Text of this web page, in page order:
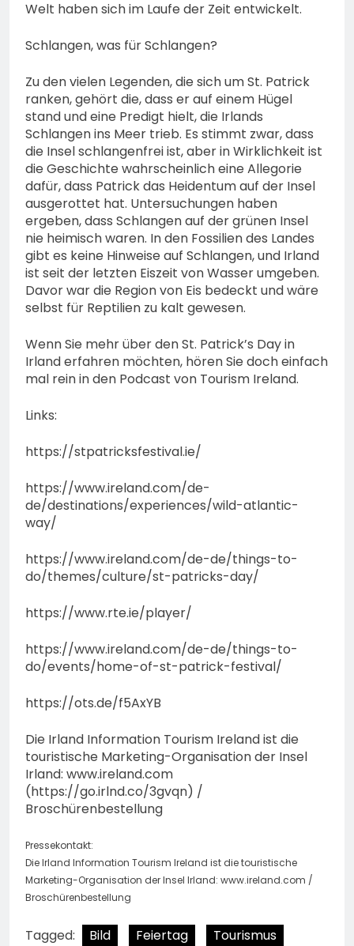
Welt haben sich im Laufe der Zeit entwickelt.
Schlangen, was für Schlangen?
Zu den vielen Legenden, die sich um St. Patrick
ranken, gehört die, dass er auf einem Hügel
stand und eine Predigt hielt, die Irlands
Schlangen ins Meer trieb. Es stimmt zwar, dass
die Insel schlangenfrei ist, aber in Wirklichkeit ist
die Geschichte wahrscheinlich eine Allegorie
dafür, dass Patrick das Heidentum auf der Insel
ausgerottet hat. Untersuchungen haben
ergeben, dass Schlangen auf der grünen Insel
nie heimisch waren. In den Fossilien des Landes
gibt es keine Hinweise auf Schlangen, und Irland
ist seit der letzten Eiszeit von Wasser umgeben.
Davor war die Region von Eis bedeckt und wäre
selbst für Reptilien zu kalt gewesen.
Wenn Sie mehr über den St. Patrick’s Day in
Irland erfahren möchten, hören Sie doch einfach
mal rein in den Podcast von Tourism Ireland.
Links:
https://stpatricksfestival.ie/
https://www.ireland.com/de-
de/destinations/experiences/wild-atlantic-
way/
https://www.ireland.com/de-de/things-to-
do/themes/culture/st-patricks-day/
https://www.rte.ie/player/
https://www.ireland.com/de-de/things-to-
do/events/home-of-st-patrick-festival/
https://ots.de/f5AxYB
Die Irland Information Tourism Ireland ist die
touristische Marketing-Organisation der Insel
Irland: www.ireland.com
(https://go.irlnd.co/3gvqn) /
Broschürenbestellung
Pressekontakt:
Die Irland Information Tourism Ireland ist die touristische
Marketing-Organisation der Insel Irland: www.ireland.com /
Broschürenbestellung
Tagged: Bild Feiertag
Tourismus